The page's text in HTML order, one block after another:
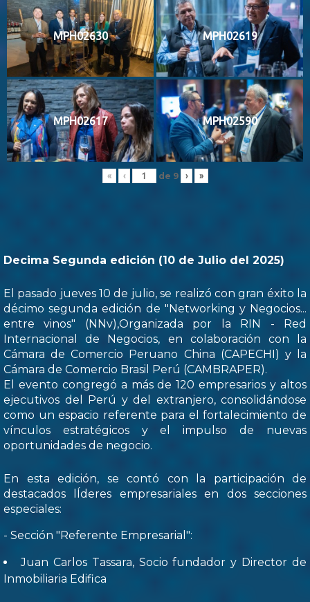
MPH02630 MPH02619
MPH02617 MPH02590
« ‹ de 9 › »
Decima Segunda edición (10 de Julio del 2025)
El pasado jueves 10 de julio, se realizó con gran éxito la
décimo segunda edición de "Networking y Negocios...
entre vinos" (NNv),Organizada por la RIN - Red
Internacional de Negocios, en colaboración con la
Cámara de Comercio Peruano China (CAPECHI) y la
Cámara de Comercio Brasil Perú (CAMBRAPER).
El evento congregó a más de 120 empresarios y altos
ejecutivos del Perú y del extranjero, consolidándose
como un espacio referente para el fortalecimiento de
vínculos estratégicos y el impulso de nuevas
oportunidades de negocio.
En esta edición, se contó con la participación de
destacados lÍderes empresariales en dos secciones
especiales:
- Sección "Referente Empresarial":
Juan Carlos Tassara, Socio fundador y Director de
Inmobiliaria Edifica